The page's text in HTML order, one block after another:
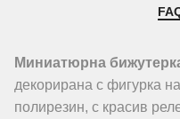
Миниатюрна
декорирана с фигурка
полирезин, с красив